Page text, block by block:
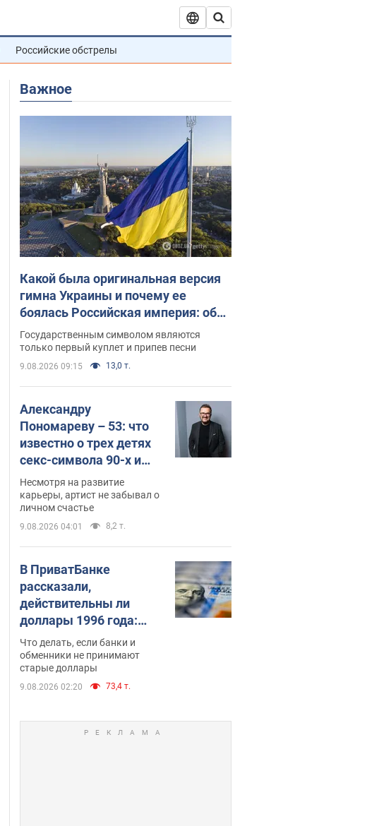
Российские обстрелы
Важное
Какой была оригинальная версия
гимна Украины и почему ее
боялась Российская империя: об
этом не рассказывают в школе
Государственным символом являются
только первый куплет и припев песни
9.08.2026 09:15 13,0 т.
Александру
Пономареву – 53: что
известно о трех детях
секс-символа 90-х и
как они выглядят
Несмотря на развитие
карьеры, артист не забывал о
личном счастье
9.08.2026 04:01 8,2 т.
В ПриватБанке
рассказали,
действительны ли
доллары 1996 года:
принимают ли
обменники и банки
такие купюры
Что делать, если банки и
обменники не принимают
старые доллары
9.08.2026 02:20 73,4 т.